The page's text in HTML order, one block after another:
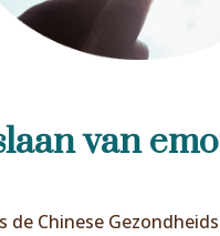
van
de Chinese